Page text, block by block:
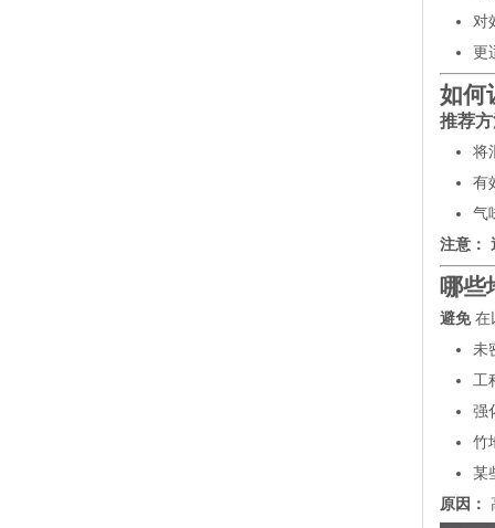
对
更
如何
推荐
将
有
气
注意：
哪些
避免在
未
工
强
竹
某
原因：